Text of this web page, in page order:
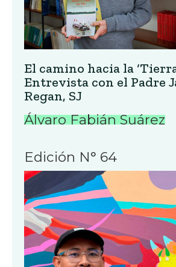
El camino hacia la
Entrevista con el Padre
Regan, SJ
Álvaro Fabián Suárez
Edición N° 64